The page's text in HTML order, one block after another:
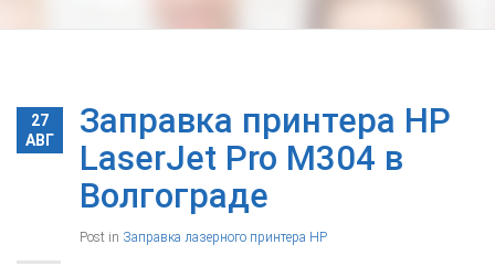
27
АВГ
Заправка принтера HP
LaserJet Pro M304 в
Волгограде
Post in Заправка лазерного принтера HP